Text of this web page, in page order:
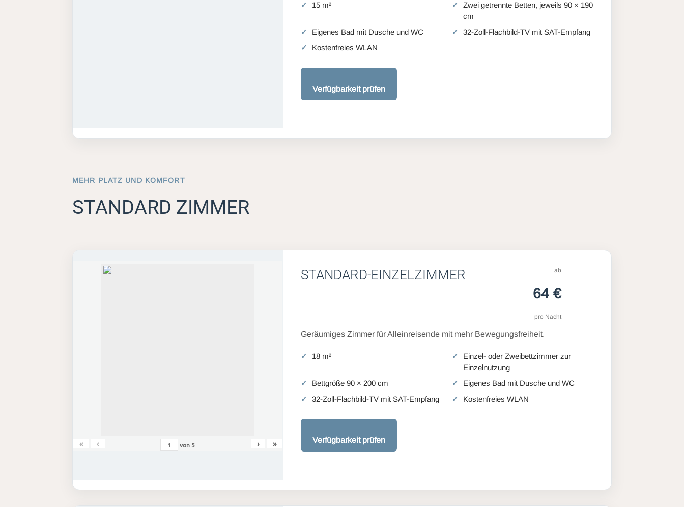
15 m²
Zwei getrennte Betten, jeweils 90 × 190
cm
Eigenes Bad mit Dusche und WC
32-Zoll-Flachbild-TV mit SAT-Empfang
Kostenfreies WLAN
Verfügbarkeit prüfen
MEHR PLATZ UND KOMFORT
STANDARD ZIMMER
« ‹ von 5 › »
STANDARD-EINZELZIMMER ab
64 €
pro Nacht
Geräumiges Zimmer für Alleinreisende mit mehr Bewegungsfreiheit.
18 m²
Einzel- oder Zweibettzimmer zur
Einzelnutzung
Bettgröße 90 × 200 cm
Eigenes Bad mit Dusche und WC
32-Zoll-Flachbild-TV mit SAT-Empfang
Kostenfreies WLAN
Verfügbarkeit prüfen